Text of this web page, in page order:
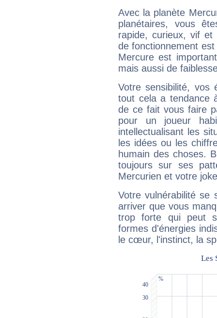
Avec la planète
planétaires, vous
rapide, curieux, vif et
de fonctionnement
Mercure est
mais aussi de
Votre sensibilité,
tout cela a tendance
de ce fait vous faire
pour un joueur
intellectualisant les
les idées ou les
humain des choses.
toujours sur ses
Mercurien et votre
Votre vulnérabilité se
arriver que vous
trop forte qui peut
formes d'énergies
le cœur, l'instinct, la